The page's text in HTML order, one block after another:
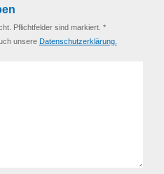
Pflichtfelder sind markiert. *
unsere Datenschutzerklärung.